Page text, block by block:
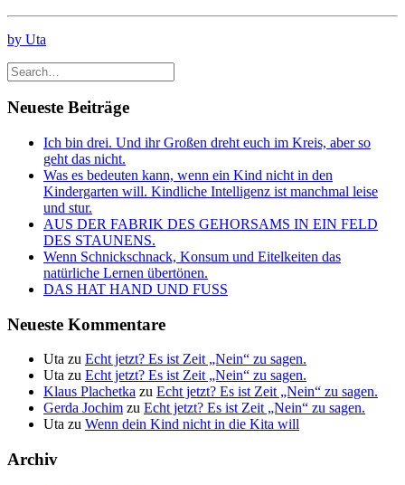
by Uta
Neueste Beiträge
Ich bin drei. Und ihr Großen dreht euch im Kreis, aber so
geht das nicht.
Was es bedeuten kann, wenn ein Kind nicht in den
Kindergarten will. Kindliche Intelligenz ist manchmal leise
und stur.
AUS DER FABRIK DES GEHORSAMS IN EIN FELD
DES STAUNENS.
Wenn Schnickschnack, Konsum und Eitelkeiten das
natürliche Lernen übertönen.
DAS HAT HAND UND FUSS
Neueste Kommentare
Uta zu Echt jetzt? Es ist Zeit „Nein“ zu sagen.
Uta zu Echt jetzt? Es ist Zeit „Nein“ zu sagen.
Klaus Plachetka zu Echt jetzt? Es ist Zeit „Nein“ zu sagen.
Gerda Jochim zu Echt jetzt? Es ist Zeit „Nein“ zu sagen.
Uta zu Wenn dein Kind nicht in die Kita will
Archiv